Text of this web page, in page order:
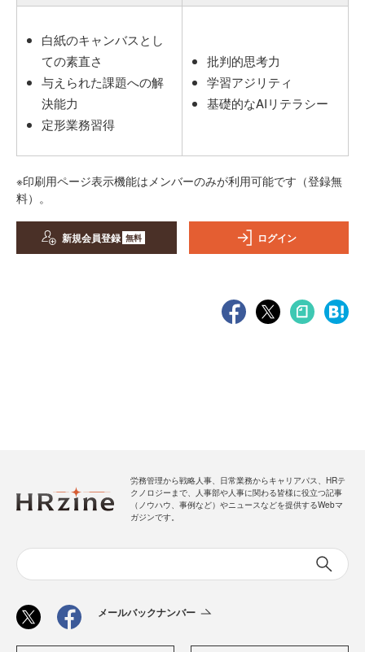
白紙のキャンバスとし
ての素直さ
与えられた課題への解
決能力
定形業務習得
批判的思考力
学習アジリティ
基礎的なAIリテラシー
※印刷用ページ表示機能はメンバーのみが利用可能です（登録無
料）。
新規会員登録 無料 ログイン
労務管理から戦略人事、日常業務からキャリアパス、HRテ
クノロジーまで、人事部や人事に関わる皆様に役立つ記事
（ノウハウ、事例など）やニュースなどを提供するWebマ
ガジンです。
メールバックナンバー